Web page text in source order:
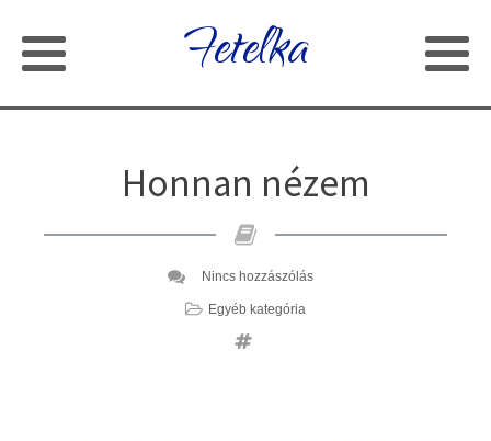
Fetelka
Honnan nézem
Nincs hozzászólás
Egyéb kategória